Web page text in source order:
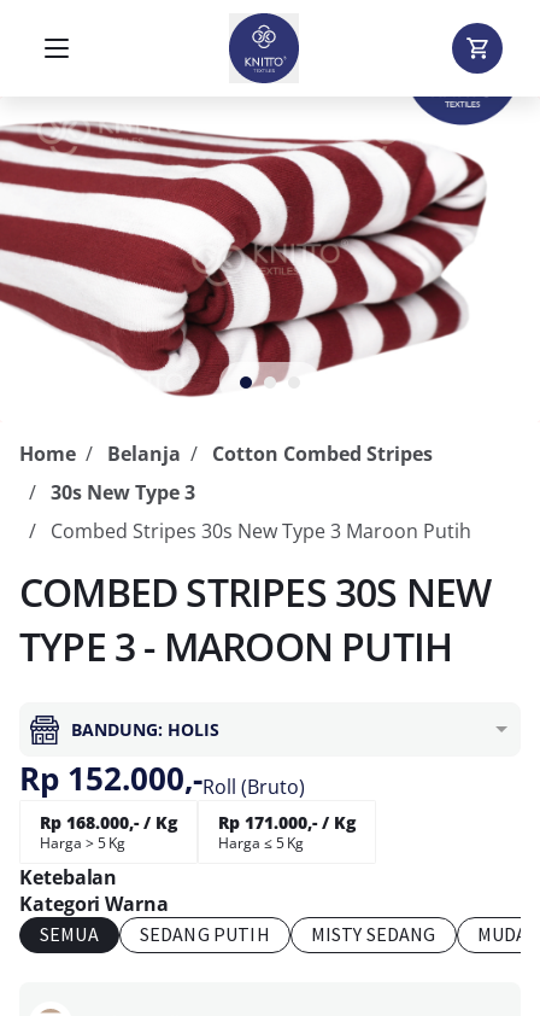
Home Belanja
Cotton Combed Stripes
30s New Type 3
Combed Stripes 30s New Type 3 Maroon Putih
COMBED STRIPES 30S NEW
TYPE 3 - MAROON PUTIH
BANDUNG: HOLIS
Rp 152.000,-Roll (Bruto)
Rp 168.000,- / Kg
Harga > 5 Kg
Rp 171.000,- / Kg
Harga ≤ 5 Kg
Ketebalan
Kategori Warna
SEMUA SEDANG PUTIH MISTY SEDANG MUDA